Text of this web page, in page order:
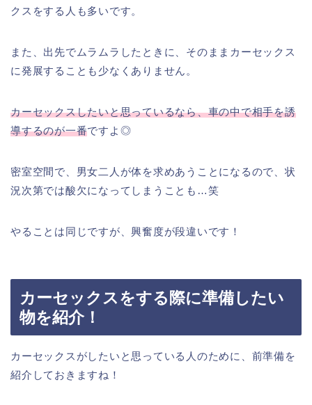
クスをする人も多いです。
また、出先でムラムラしたときに、そのままカーセックス
に発展することも少なくありません。
カーセックスしたいと思っているなら、車の中で相手を誘
導するのが一番ですよ◎
密室空間で、男女二人が体を求めあうことになるので、状
況次第では酸欠になってしまうことも…笑
やることは同じですが、興奮度が段違いです！
カーセックスをする際に準備したい
物を紹介！
カーセックスがしたいと思っている人のために、前準備を
紹介しておきますね！